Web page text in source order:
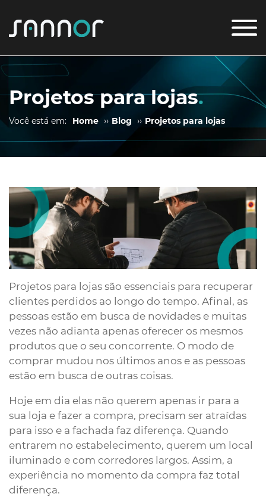
Projetos para lojas.
Você está em: Home ›› Blog ›› Projetos para lojas
Projetos para lojas são essenciais para recuperar
clientes perdidos ao longo do tempo. Afinal, as
pessoas estão em busca de novidades e muitas
vezes não adianta apenas oferecer os mesmos
produtos que o seu concorrente. O modo de
comprar mudou nos últimos anos e as pessoas
estão em busca de outras coisas.
Hoje em dia elas não querem apenas ir para a
sua loja e fazer a compra, precisam ser atraídas
para isso e a fachada faz diferença. Quando
entrarem no estabelecimento, querem um local
iluminado e com corredores largos. Assim, a
experiência no momento da compra faz total
diferença.